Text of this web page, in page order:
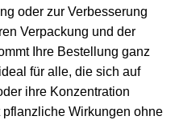
oder zur Verbesserung
Verpackung und der
Ihre Bestellung ganz
für alle, die sich auf
ihre Konzentration
Wirkungen ohne